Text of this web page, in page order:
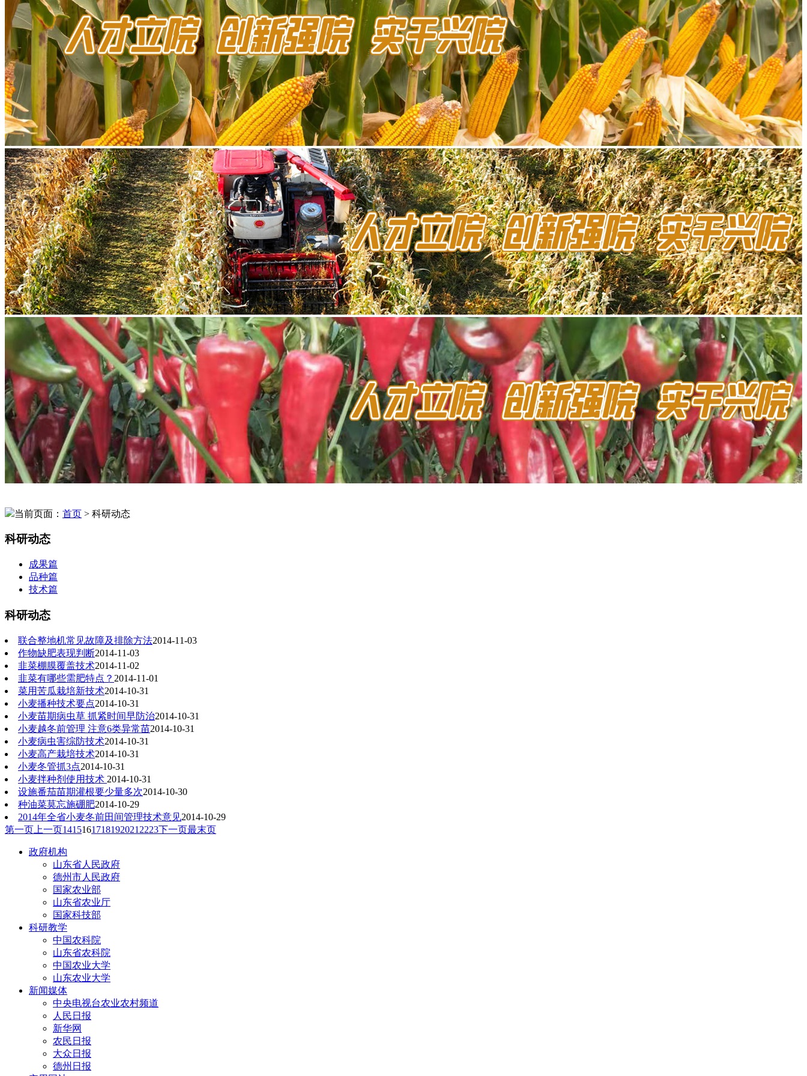
当前页面： 首页 > 科研动态
科研动态
成果篇
品种篇
技术篇
科研动态
联合整地机常见故障及排除方法2014-11-03
作物缺肥表现判断2014-11-03
韭菜棚膜覆盖技术2014-11-02
韭菜有哪些需肥特点？ 2014-11-01
菜用苦瓜栽培新技术2014-10-31
小麦播种技术要点2014-10-31
小麦苗期病虫草 抓紧时间早防治2014-10-31
小麦越冬前管理 注意6类异常苗2014-10-31
小麦病虫害综防技术2014-10-31
小麦高产栽培技术2014-10-31
小麦冬管抓3点2014-10-31
小麦拌种剂使用技术 2014-10-31
设施番茄苗期灌根要少量多次2014-10-30
种油菜莫忘施硼肥2014-10-29
2014年全省小麦冬前田间管理技术意见2014-10-29
第一页 上一页1415161718192021 2223下一页最末页
政府机构
山东省人民政府
德州市人民政府
国家农业部
山东省农业厅
国家科技部
科研教学
中国农科院
山东省农科院
中国农业大学
山东农业大学
新闻媒体
中央电视台农业农村频道
人民日报
新华网
农民日报
大众日报
德州日报